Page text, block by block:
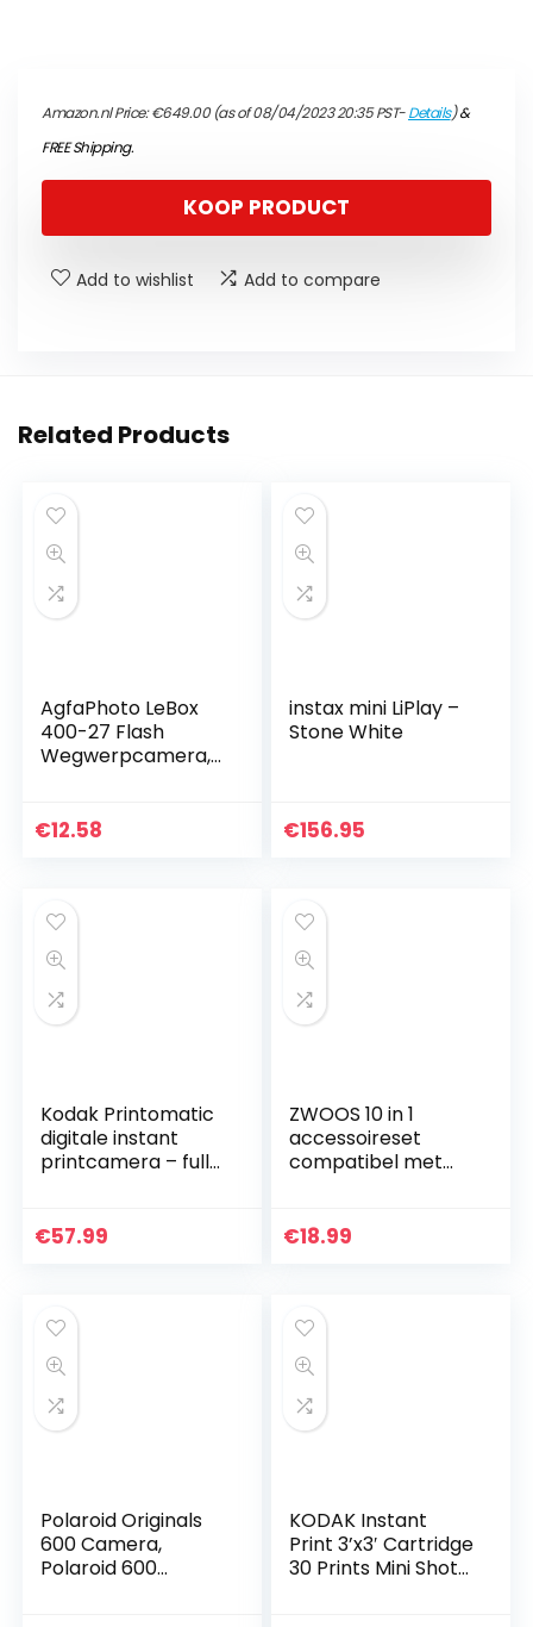
Amazon.nl Price:€649.00(as of 08/04/2023 20:35 PST-Details)&
FREE Shipping.
KOOP PRODUCT
Add to wishlist Add to compare
Related Products
AgfaPhoto LeBox
400-27 Flash
Wegwerpcamera,
€12.58
instax mini LiPlay –
Stone White
€156.95
Kodak Printomatic
digitale instant
printcamera – full-
fotopapier met
€57.99
ZWOOS 10 in 1
accessoireset
compatibel met
lens, fotolijsten en
€18.99
Polaroid Originals
600 Camera,
Polaroid 600
KODAK Instant
Print 3’x3′ Cartridge
30 Prints Mini Shot